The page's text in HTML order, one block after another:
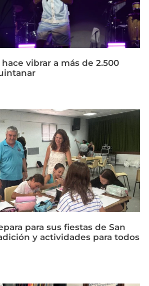
vibrar a más de 2.500
para sus fiestas de San
y actividades para todos